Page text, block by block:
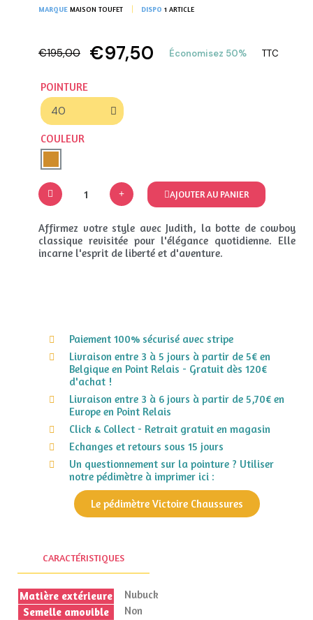
MARQUE MAISON TOUFET DISPO 1 ARTICLE
€195,00 €97,50 Économisez 50% TTC
POINTURE
COULEUR
AJOUTER AU PANIER
Affirmez votre style avec Judith, la botte de cowboy
classique revisitée pour l'élégance quotidienne. Elle
incarne l'esprit de liberté et d'aventure.
Paiement 100% sécurisé avec stripe
Livraison entre 3 à 5 jours à partir de 5€ en
Belgique en Point Relais - Gratuit dès 120€
d'achat !
Livraison entre 3 à 6 jours à partir de 5,70€ en
Europe en Point Relais
Click & Collect - Retrait gratuit en magasin
Echanges et retours sous 15 jours
Un questionnement sur la pointure ? Utiliser
notre pédimètre à imprimer ici :
Le pédimètre Victoire Chaussures
CARACTÉRISTIQUES
Matière extérieure
Nubuck
Semelle amovible
Non